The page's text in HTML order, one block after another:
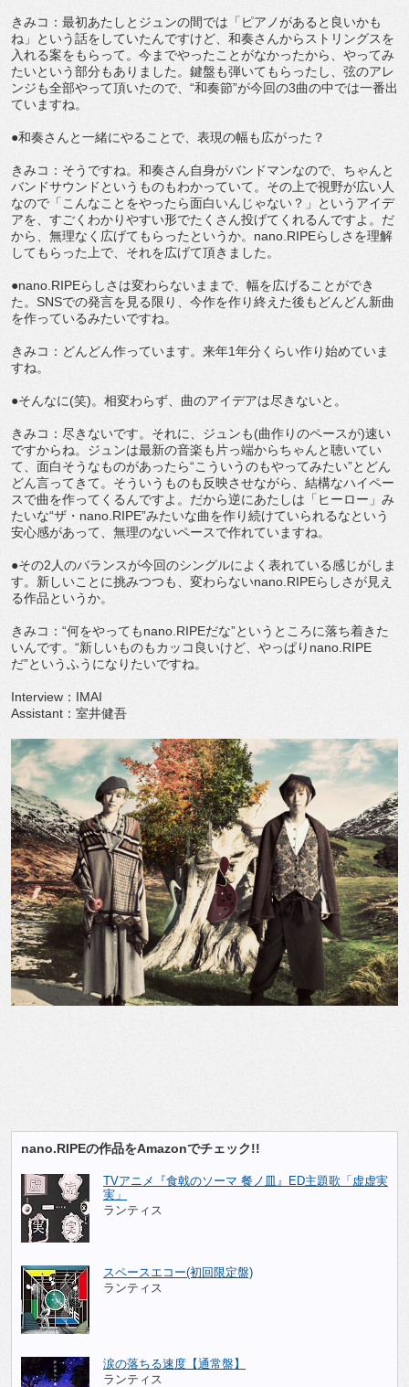
きみコ：最初あたしとジュンの間では「ピアノがあると良いかも
ね」という話をしていたんですけど、和奏さんからストリングスを
入れる案をもらって。今までやったことがなかったから、やってみ
たいという部分もありました。鍵盤も弾いてもらったし、弦のアレ
ンジも全部やって頂いたので、“和奏節”が今回の3曲の中では一番出
ていますね。
●和奏さんと一緒にやることで、表現の幅も広がった？
きみコ：そうですね。和奏さん自身がバンドマンなので、ちゃんと
バンドサウンドというものもわかっていて。その上で視野が広い人
なので「こんなことをやったら面白いんじゃない？」というアイデ
アを、すごくわかりやすい形でたくさん投げてくれるんですよ。だ
から、無理なく広げてもらったというか。nano.RIPEらしさを理解
してもらった上で、それを広げて頂きました。
●nano.RIPEらしさは変わらないままで、幅を広げることができ
た。SNSでの発言を見る限り、今作を作り終えた後もどんどん新曲
を作っているみたいですね。
きみコ：どんどん作っています。来年1年分くらい作り始めていま
すね。
●そんなに(笑)。相変わらず、曲のアイデアは尽きないと。
きみコ：尽きないです。それに、ジュンも(曲作りのペースが)速い
ですからね。ジュンは最新の音楽も片っ端からちゃんと聴いてい
て、面白そうなものがあったら“こういうのもやってみたい”とどん
どん言ってきて。そういうものも反映させながら、結構なハイペー
スで曲を作ってくるんですよ。だから逆にあたしは「ヒーロー」み
たいな“ザ・nano.RIPE”みたいな曲を作り続けていられるなという
安心感があって、無理のないペースで作れていますね。
●その2人のバランスが今回のシングルによく表れている感じがしま
す。新しいことに挑みつつも、変わらないnano.RIPEらしさが見え
る作品というか。
きみコ：“何をやってもnano.RIPEだな”というところに落ち着きた
いんです。“新しいものもカッコ良いけど、やっぱりnano.RIPE
だ”というふうになりたいですね。
Interview：IMAI
Assistant：室井健吾
nano.RIPEの作品をAmazonでチェック!!
TVアニメ『食戟のソーマ 餐ノ皿』ED主題歌「虚虚実
実」
ランティス
スペースエコー(初回限定盤)
ランティス
涙の落ちる速度【通常盤】
ランティス